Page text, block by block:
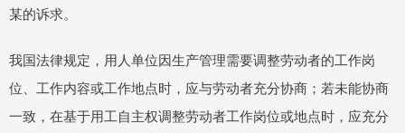
某的诉求。
我国法律规定，用人单位因生产管理需要调整劳动者的工作岗
位、工作内容或工作地点时，应与劳动者充分协商；若未能协商
一致，在基于用工自主权调整劳动者工作岗位或地点时，应充分